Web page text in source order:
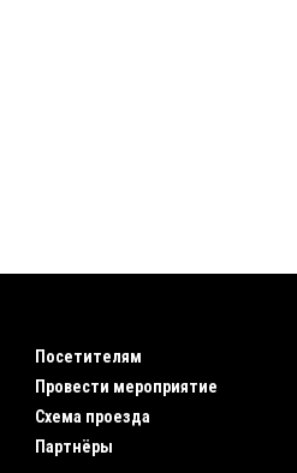
Посетителям
Провести мероприятие
Схема проезда
Партнёры